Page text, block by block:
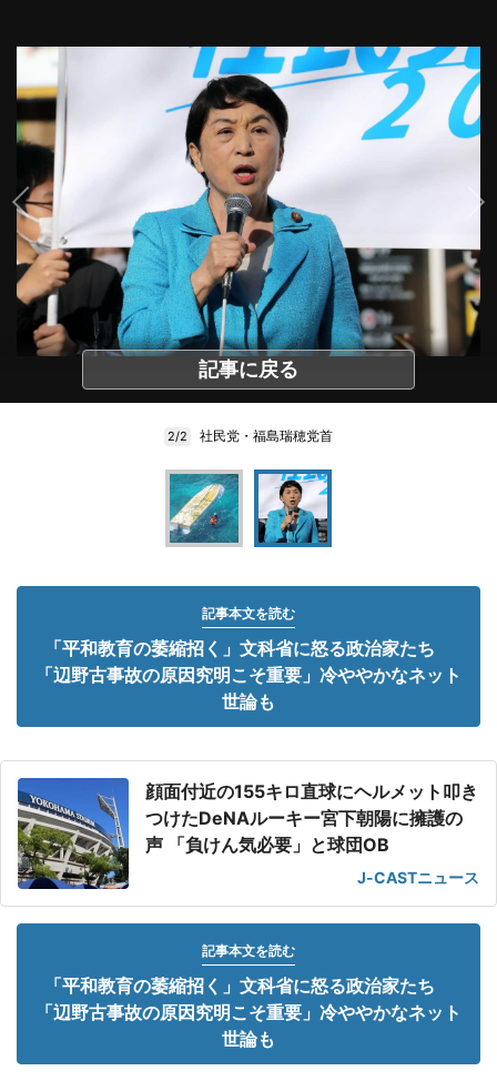
記事に戻る
2/2 社民党・福島瑞穂党首
記事本文を読む
「平和教育の萎縮招く」文科省に怒る政治家たち
「辺野古事故の原因究明こそ重要」冷ややかなネット
世論も
顔面付近の155キロ直球にヘルメット叩き
つけたDeNAルーキー宮下朝陽に擁護の
声 「負けん気必要」と球団OB
J-CASTニュース
記事本文を読む
「平和教育の萎縮招く」文科省に怒る政治家たち
「辺野古事故の原因究明こそ重要」冷ややかなネット
世論も